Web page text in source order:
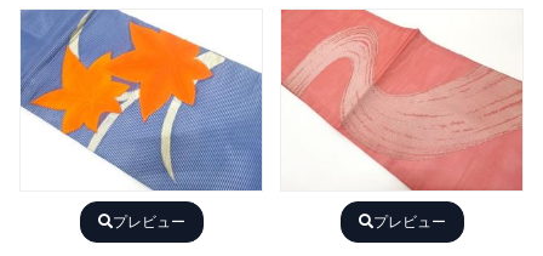
プレビュー プレビュー